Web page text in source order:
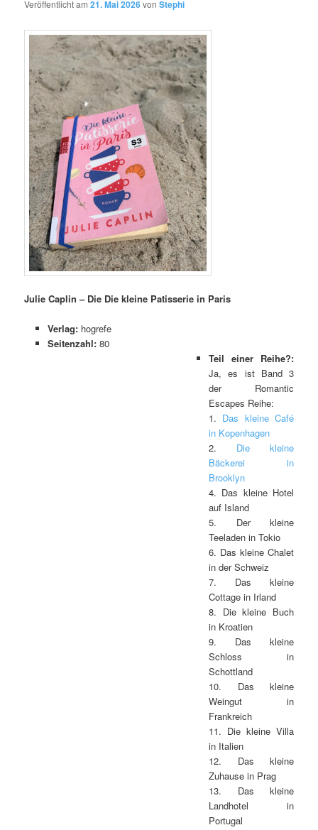
Veröffentlicht am21. Mai 2026vonStephi
Julie Caplin – Die Die kleine Patisserie in Paris
Verlag:hogrefe
Seitenzahl: 80
Teil einer Reihe?:
Ja, es ist Band 3
der Romantic
Escapes Reihe:
1. Das kleine Café
in Kopenhagen
2. Die kleine
Bäckerei in
Brooklyn
4. Das kleine Hotel
auf Island
5. Der kleine
Teeladen in Tokio
6. Das kleine Chalet
in der Schweiz
7. Das kleine
Cottage in Irland
8. Die kleine Buch
in Kroatien
9. Das kleine
Schloss in
Schottland
10. Das kleine
Weingut in
Frankreich
11. Die kleine Villa
in Italien
12. Das kleine
Zuhause in Prag
13. Das kleine
Landhotel in
Portugal